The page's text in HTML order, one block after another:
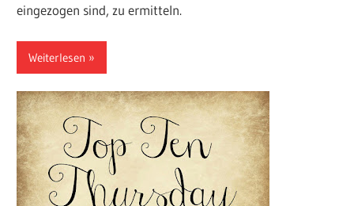
eingezogen sind, zu ermitteln.
Weiterlesen